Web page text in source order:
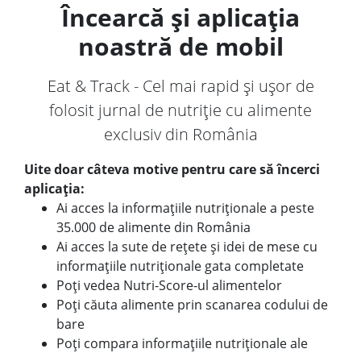
Încearcă și aplicația
noastră de mobil
Eat & Track - Cel mai rapid și ușor de
folosit jurnal de nutriție cu alimente
exclusiv din România
Uite doar câteva motive pentru care să încerci
aplicația:
Ai acces la informațiile nutriționale a peste
35.000 de alimente din România
Ai acces la sute de rețete și idei de mese cu
informațiile nutriționale gata completate
Poți vedea Nutri-Score-ul alimentelor
Poți căuta alimente prin scanarea codului de
bare
Poți compara informațiile nutriționale ale